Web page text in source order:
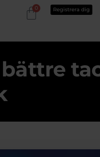
0 Registrera dig